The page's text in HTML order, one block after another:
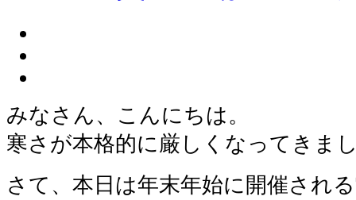
みなさん、こんにちは。
寒さが本格的に厳しくなってきま
さて、本日は年末年始に開催される